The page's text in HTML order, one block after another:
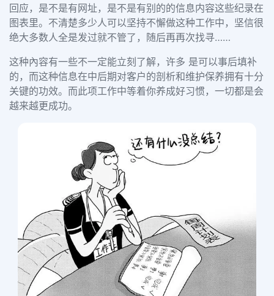
回应，是不是有网址，是不是有别的的信息内容这些纪录在
图表里。不清楚多少人可以坚持不懈做这种工作中，坚信很
绝大多数人全是发过就不管了，随后再再次找寻……
这种內容有一些不一定能立刻了解，许多 是可以事后填补
的，而这种信息在中后期对客户的剖析和维护保养拥有十分
关键的功效。而此项工作中等着你养成好习惯，一切都是会
越来越更成功。